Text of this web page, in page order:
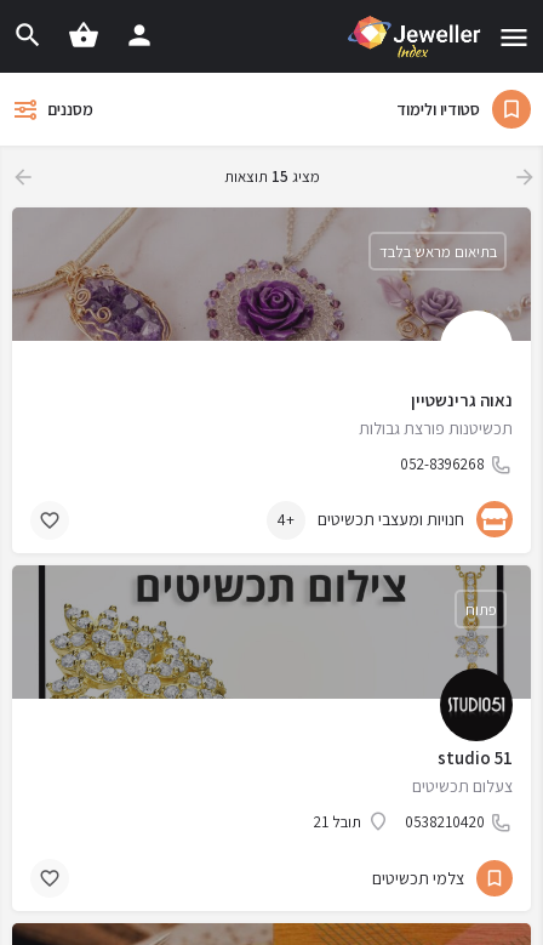
סטודיו ולימוד מסננים
מציג 15 תוצאות
נאוה גרינשטיין
תכשיטנות פורצת גבולות
052-8396268
בתיאום מראש בלבד
חנויות ומעצבי תכשיטים +4
studio 51
צעלום תכשיטים
0538210420 תובל 21
פתוח
צלמי תכשיטים